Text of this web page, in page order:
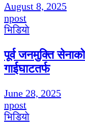
August 8, 2025
npost
भिडियाे
पूर्व जनमुक्ति सेनाको
गाईघाटतर्फ
June 28, 2025
npost
भिडियाे